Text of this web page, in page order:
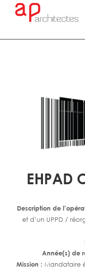
EHPAD
Description de
et d’un UPPD /
Année(s) de
Mission : Mandataire